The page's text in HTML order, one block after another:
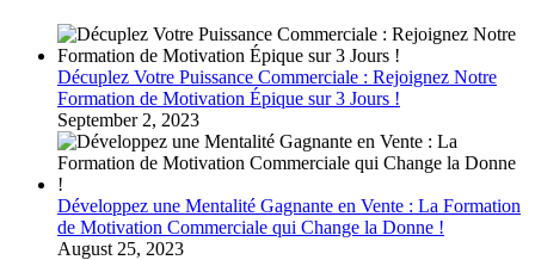
Décuplez Votre Puissance Commerciale : Rejoignez Notre
Formation de Motivation Épique sur 3 Jours !
September 2, 2023
Développez une Mentalité Gagnante en Vente : La Formation
de Motivation Commerciale qui Change la Donne !
August 25, 2023